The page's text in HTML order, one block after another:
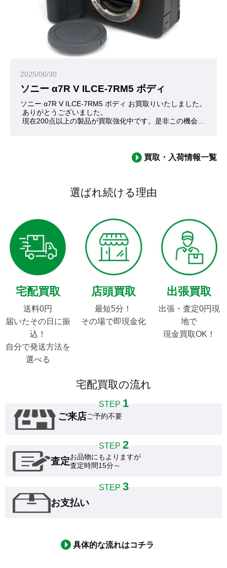
2025/06/30
ソニー α7R V ILCE-7RM5 ボディ
ソニー α7R V ILCE-7RM5 ボディ お買取りいたしました。
ありがとうございました。
現在200点以上の製品が買取強化中です。是非この機会にお問
買取・入荷情報一覧
選ばれ続ける理由
宅配買取
送料0円
届いたその日に振
込！
自分で発送方法を
選べる
店頭買取
最短5分！
その場で即現金化
出張買取
出張・査定0円現
地で
現金買取OK！
宅配買取の流れ
STEP 1
ご来店ご予約不要
STEP 2
査定お品物にもよりますが
査定時間15分～
STEP 3
お支払い
具体的な流れはコチラ